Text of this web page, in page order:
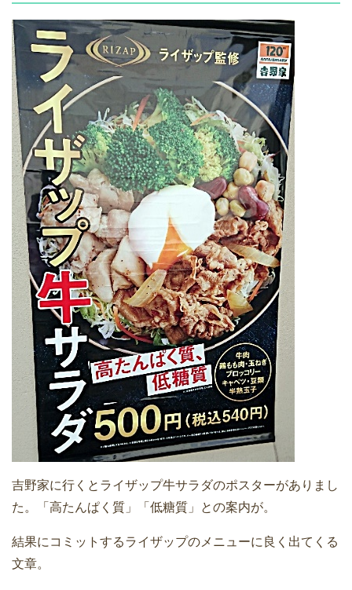
吉野家に行くとライザップ牛サラダのポスターがありまし
た。「高たんぱく質」「低糖質」との案内が。
結果にコミットするライザップのメニューに良く出てくる
文章。